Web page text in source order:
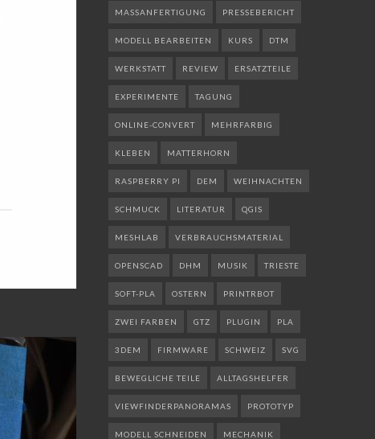
MASSANFERTIGUNG PRESSEBERICHT
MODELL BEARBEITEN KURS DTM
WERKSTATT REVIEW ERSATZTEILE
EXPERIMENTE TAGUNG
ONLINE-CONVERT MEHRFARBIG
KLEBEN MATTERHORN
RASPBERRY PI DEM WEIHNACHTEN
SCHMUCK LITERATUR QGIS
MESHLAB VERBRAUCHSMATERIAL
OPENSCAD DHM MUSIK TRIESTE
SOFT-PLA OSTERN PRINTRBOT
ZWEI FARBEN GTZ PLUGIN PLA
3DEM FIRMWARE SCHWEIZ SVG
BEWEGLICHE TEILE ALLTAGSHELFER
VIEWFINDERPANORAMAS PROTOTYP
MODELL SCHNEIDEN MECHANIK